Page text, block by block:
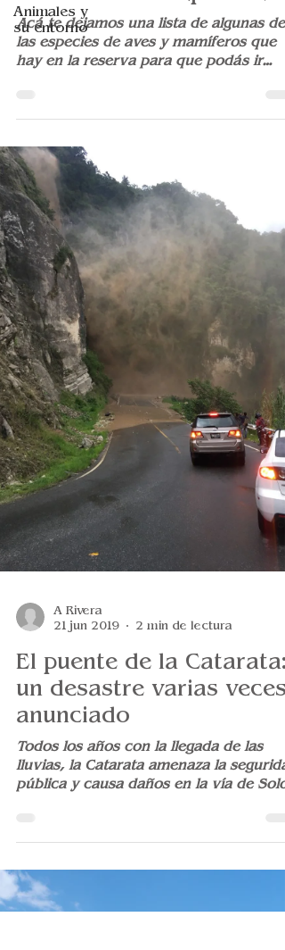
Animales y
su entorno
Natural Atitlán (parte 1)
Acá te dejamos una lista de algunas de
las especies de aves y mamíferos que
A Rivera
21 jun 2019
2 min de lectura
El puente de la Catarata:
un desastre varias veces
anunciado
Todos los años con la llegada de las
a Panajachel